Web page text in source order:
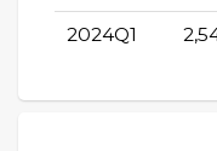
2024Q1